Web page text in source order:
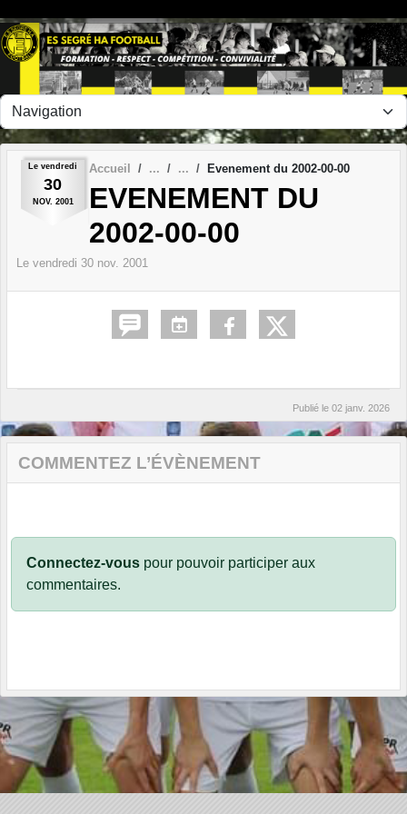
Le vendredi
30
NOV. 2001
Accueil Evenement du 2002-00-00
EVENEMENT DU
2002-00-00
Le vendredi 30 nov. 2001
Publié le 02 janv. 2026
COMMENTEZ L’ÉVÈNEMENT
Connectez-vous pour pouvoir participer aux
commentaires.